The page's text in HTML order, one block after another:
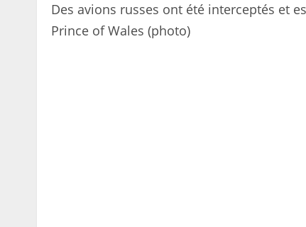
Des avions russes ont été interceptés et
Prince of Wales (photo)